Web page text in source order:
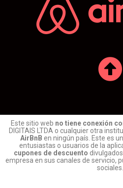
Este sitio web no tiene conexión
DIGITAIS LTDA o cualquier otra
AirBnB en ningún país. Este es
entusiastas o usuarios de la
cupones de descuento
empresa en sus canales de servicio,
sociales.